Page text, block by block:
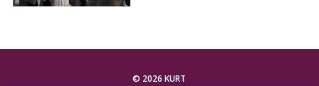
© 2026 KURT
r